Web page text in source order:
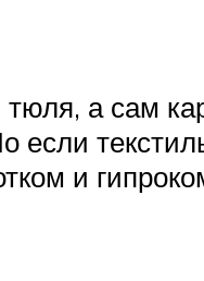
тюля, а сам
если
и